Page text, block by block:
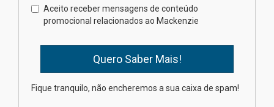
Brasília prepara seus
estudantes para o PAS antes
mesmo do Ensino Médio
na educação dos filhos além da
Aceito receber mensagens de conteúdo
promocional relacionados ao Mackenzie
Fique tranquilo, não encheremos a sua caixa de spam!